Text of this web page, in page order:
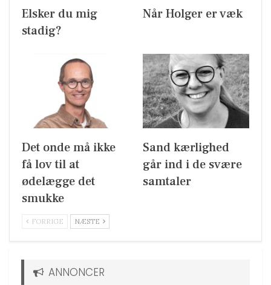
Elsker du mig
stadig?
Når Holger er væk
Det onde må ikke
få lov til at
ødelægge det
smukke
Sand kærlighed
går ind i de svære
samtaler
FORRIGE NÆSTE
ANNONCER